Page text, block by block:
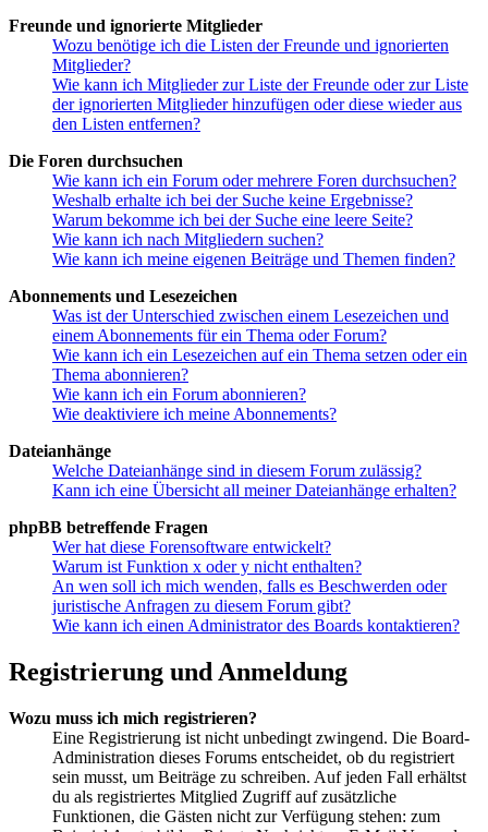
Freunde und ignorierte Mitglieder
Wozu benötige ich die Listen der Freunde und ignorierten
Mitglieder?
Wie kann ich Mitglieder zur Liste der Freunde oder zur Liste
der ignorierten Mitglieder hinzufügen oder diese wieder aus
den Listen entfernen?
Die Foren durchsuchen
Wie kann ich ein Forum oder mehrere Foren durchsuchen?
Weshalb erhalte ich bei der Suche keine Ergebnisse?
Warum bekomme ich bei der Suche eine leere Seite?
Wie kann ich nach Mitgliedern suchen?
Wie kann ich meine eigenen Beiträge und Themen finden?
Abonnements und Lesezeichen
Was ist der Unterschied zwischen einem Lesezeichen und
einem Abonnements für ein Thema oder Forum?
Wie kann ich ein Lesezeichen auf ein Thema setzen oder ein
Thema abonnieren?
Wie kann ich ein Forum abonnieren?
Wie deaktiviere ich meine Abonnements?
Dateianhänge
Welche Dateianhänge sind in diesem Forum zulässig?
Kann ich eine Übersicht all meiner Dateianhänge erhalten?
phpBB betreffende Fragen
Wer hat diese Forensoftware entwickelt?
Warum ist Funktion x oder y nicht enthalten?
An wen soll ich mich wenden, falls es Beschwerden oder
juristische Anfragen zu diesem Forum gibt?
Wie kann ich einen Administrator des Boards kontaktieren?
Registrierung und Anmeldung
Wozu muss ich mich registrieren?
Eine Registrierung ist nicht unbedingt zwingend. Die Board-
Administration dieses Forums entscheidet, ob du registriert
sein musst, um Beiträge zu schreiben. Auf jeden Fall erhältst
du als registriertes Mitglied Zugriff auf zusätzliche
Funktionen, die Gästen nicht zur Verfügung stehen: zum